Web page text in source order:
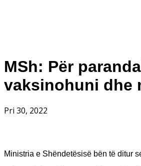
MSh: Për
vaksinohuni dhe
Pri 30, 2022
Ministria e Shëndetësisë bën të ditur